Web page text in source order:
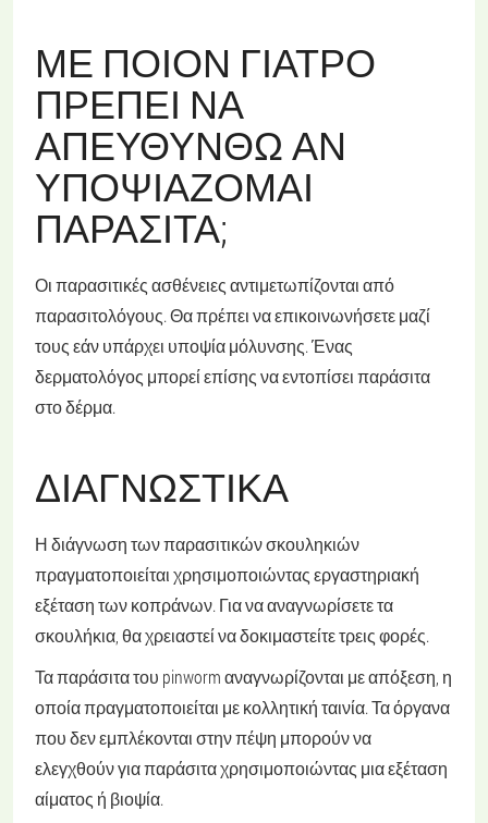
ΜΕ ΠΟΙΟΝ ΓΙΑΤΡΌ
ΠΡΈΠΕΙ ΝΑ
ΑΠΕΥΘΥΝΘΏ ΑΝ
ΥΠΟΨΙΆΖΟΜΑΙ
ΠΑΡΆΣΙΤΑ;
Οι παρασιτικές ασθένειες αντιμετωπίζονται από
παρασιτολόγους. Θα πρέπει να επικοινωνήσετε μαζί
τους εάν υπάρχει υποψία μόλυνσης. Ένας
δερματολόγος μπορεί επίσης να εντοπίσει παράσιτα
στο δέρμα.
ΔΙΑΓΝΩΣΤΙΚΆ
Η διάγνωση των παρασιτικών σκουληκιών
πραγματοποιείται χρησιμοποιώντας εργαστηριακή
εξέταση των κοπράνων. Για να αναγνωρίσετε τα
σκουλήκια, θα χρειαστεί να δοκιμαστείτε τρεις φορές.
Τα παράσιτα του pinworm αναγνωρίζονται με απόξεση, η
οποία πραγματοποιείται με κολλητική ταινία. Τα όργανα
που δεν εμπλέκονται στην πέψη μπορούν να
ελεγχθούν για παράσιτα χρησιμοποιώντας μια εξέταση
αίματος ή βιοψία.